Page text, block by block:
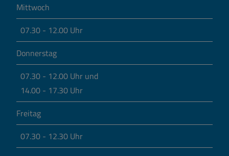
Mittwoch
07.30 - 12.00 Uhr
Donnerstag
07.30 - 12.00 Uhr und
14.00 - 17.30 Uhr
Freitag
07.30 - 12.30 Uhr